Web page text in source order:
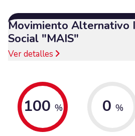
Movimiento Alternativo
Social "MAIS"
Ver detalles
100 % 0 %